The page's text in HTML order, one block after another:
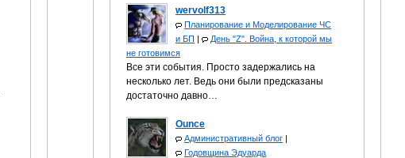
wervolf313
Планирование и Моделирование ЧС
и БП |
День "Z". Война, к которой мы
не готовимся
Все эти события. Просто задержались на
несколько лет. Ведь они были предсказаны
достаточно давно…
Ounce
Административный блог |
Годовщина Эдуарда